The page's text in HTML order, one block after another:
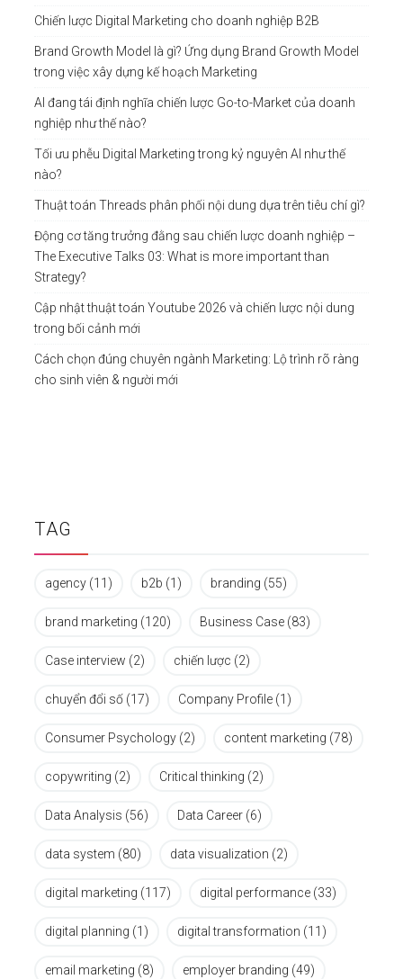
Chiến lược Digital Marketing cho doanh nghiệp B2B
Brand Growth Model là gì? Ứng dụng Brand Growth Model
trong việc xây dựng kế hoạch Marketing
AI đang tái định nghĩa chiến lược Go-to-Market của doanh
nghiệp như thế nào?
Tối ưu phễu Digital Marketing trong kỷ nguyên AI như thế
nào?
Thuật toán Threads phân phối nội dung dựa trên tiêu chí gì?
Động cơ tăng trưởng đằng sau chiến lược doanh nghiệp –
The Executive Talks 03: What is more important than
Strategy?
Cập nhật thuật toán Youtube 2026 và chiến lược nội dung
trong bối cảnh mới
Cách chọn đúng chuyên ngành Marketing: Lộ trình rõ ràng
cho sinh viên & người mới
TAG
agency (11) b2b (1) branding (55)
brand marketing (120) Business Case (83)
Case interview (2) chiến lược (2)
chuyển đổi số (17) Company Profile (1)
Consumer Psychology (2) content marketing (78)
copywriting (2) Critical thinking (2)
Data Analysis (56) Data Career (6)
data system (80) data visualization (2)
digital marketing (117) digital performance (33)
digital planning (1) digital transformation (11)
email marketing (8) employer branding (49)